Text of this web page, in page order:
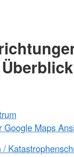
Überblick
Google Maps
/